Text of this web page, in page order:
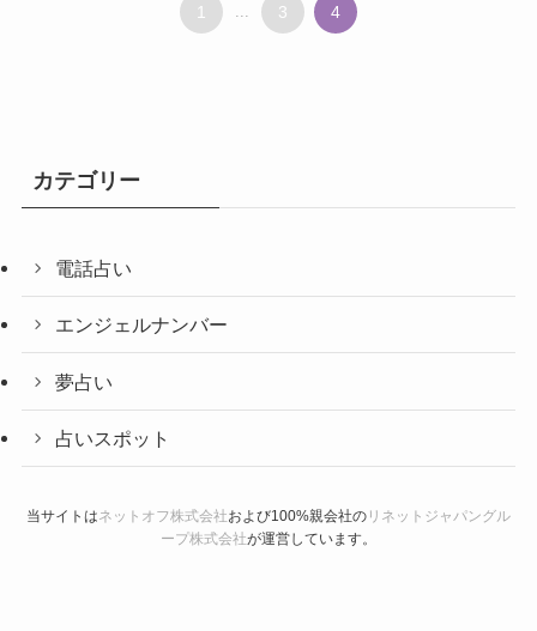
1 3 4
カテゴリー
電話占い
エンジェルナンバー
夢占い
占いスポット
当サイトはネットオフ株式会社および100%親会社の リネットジャパングル
ープ株式会社が運営しています。